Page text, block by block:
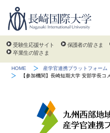
受験生応援サイト 保護者の皆さま
卒業生の皆さま
HOME 産学官連携プラットフォーム
【参加機関】長崎短期大学 安部学長コ